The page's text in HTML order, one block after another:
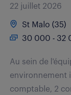
22 juillet 2026
St Malo (35)
30 000 - 32
Au sein de
environnement
comptable, 2